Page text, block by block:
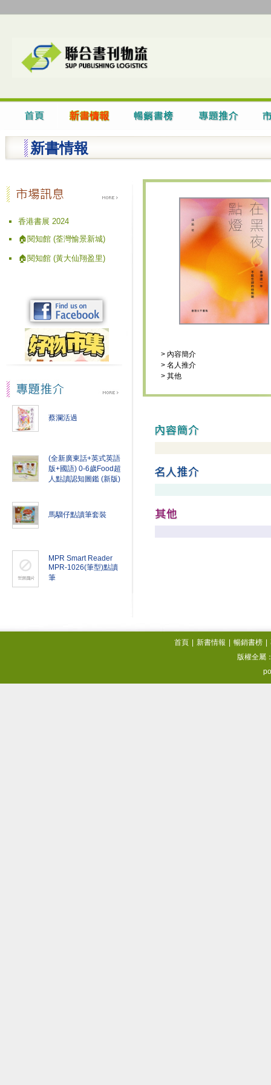
新書情報
香港書展 2024
🏠閱知館 (荃灣愉景新城)
🏠閱知館 (黃大仙翔盈里)
蔡瀾活過
(全新廣東話+英式英語
版+國語) 0-6歲Food超
人點讀認知圖鑑 (新版)
馬騮仔點讀筆套裝
MPR Smart Reader
MPR-1026(筆型)點讀
筆
> 內容簡介
> 名人推介
> 其他
首頁 新書情報 暢銷書榜
版權全屬